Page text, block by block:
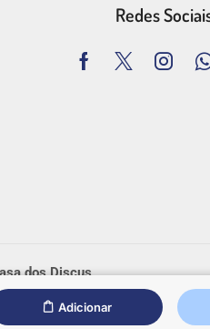
Redes
dos Discus.
Adicionar